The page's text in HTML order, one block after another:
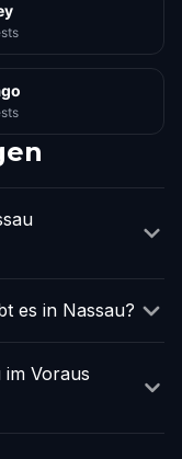
es in Nassau?
Voraus